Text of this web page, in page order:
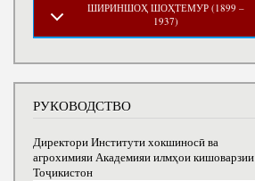
ШИРИНШОҲ ШОҲТЕМУР (1899 –
1937)
РУКОВОДСТВО
Директори Институти хокшиносӣ ва
агрохимияи Академияи илмҳои кишоварзии
Тоҷикистон